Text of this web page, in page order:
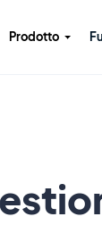
Prodotto